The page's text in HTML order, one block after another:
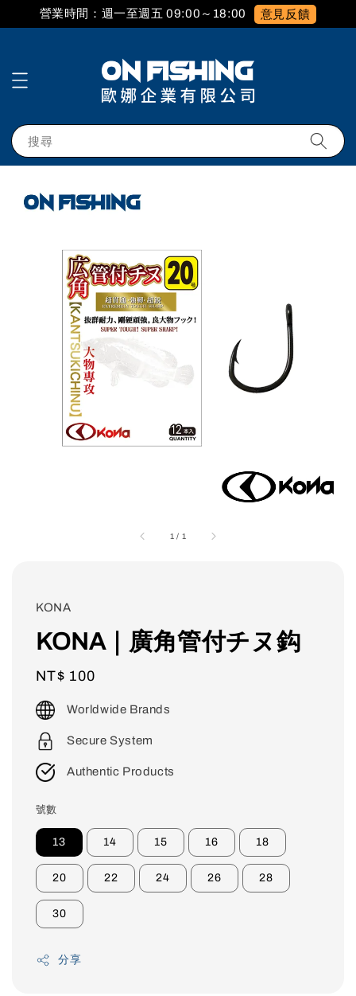
營業時間：週一至週五 09:00～18:00 意見反饋
搜尋
1 / 1
KONA
KONA｜廣角管付チヌ鈎
Regular
price
NT$ 100
Worldwide Brands
Secure System
Authentic Products
號數
13 14 15 16 18
20 22 24 26 28
30
分享